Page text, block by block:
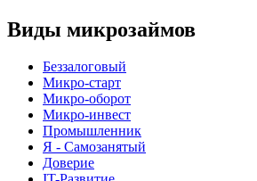
Виды микрозаймов
Беззалоговый
Микро-старт
Микро-оборот
Микро-инвест
Промышленник
Я - Самозанятый
Доверие